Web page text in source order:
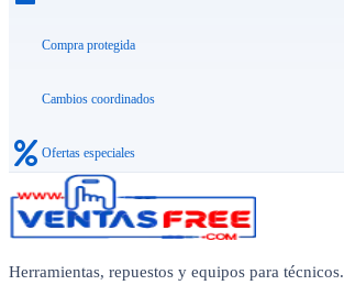
Compra protegida
Cambios coordinados
Ofertas especiales
Herramientas, repuestos y equipos para técnicos.